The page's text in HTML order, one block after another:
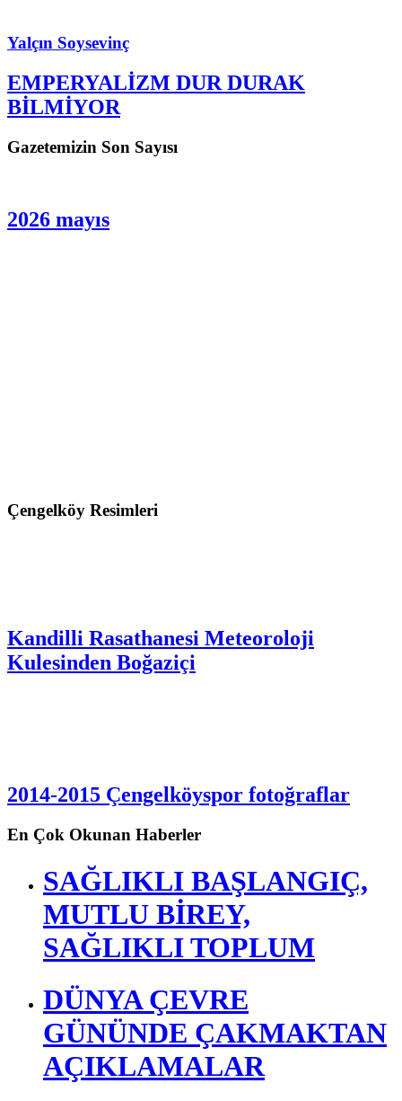
Yalçın Soysevinç
EMPERYALİZM DUR DURAK
BİLMİYOR
Gazetemizin Son Sayısı
2026 mayıs
Çengelköy Resimleri
Kandilli Rasathanesi Meteoroloji
Kulesinden Boğaziçi
2014-2015 Çengelköyspor fotoğraflar
En Çok Okunan Haberler
SAĞLIKLI BAŞLANGIÇ,
MUTLU BİREY,
SAĞLIKLI TOPLUM
DÜNYA ÇEVRE
GÜNÜNDE ÇAKMAKTAN
AÇIKLAMALAR